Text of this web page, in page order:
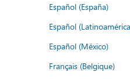
Español (España)
Español
Español (México)
Français (Belgique)